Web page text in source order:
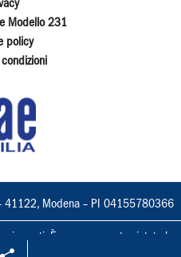
Modello 231
policy
condizioni
41122, Modena – PI 04155780366
È espressamente vietata la